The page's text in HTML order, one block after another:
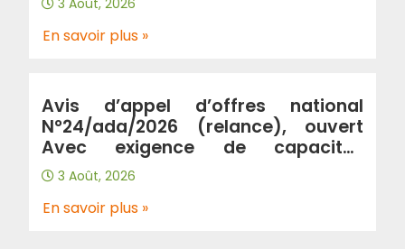
gardiennage et de surveillance au
profit de l’Algérienne Des
3 Août, 2026
En savoir plus »
Avis d’appel d’offres national
N°24/ada/2026 (relance), ouvert
Avec exigence de capacités
minimales : Contrôle et suivi de
traitement de glissements au
niveau de l’autoroute a3 wilaya de
3 Août, 2026
En savoir plus »